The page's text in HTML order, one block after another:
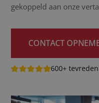
gekoppeld aan onze
CONTACT
600+